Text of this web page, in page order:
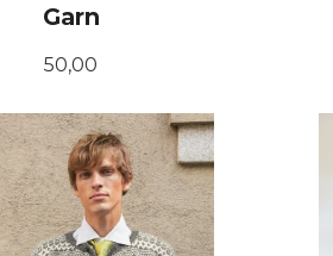
Garn
Pris
50,00
KJØP